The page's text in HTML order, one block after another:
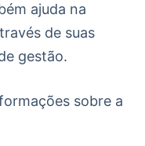
ajuda na
de suas
gestão.
sobre a